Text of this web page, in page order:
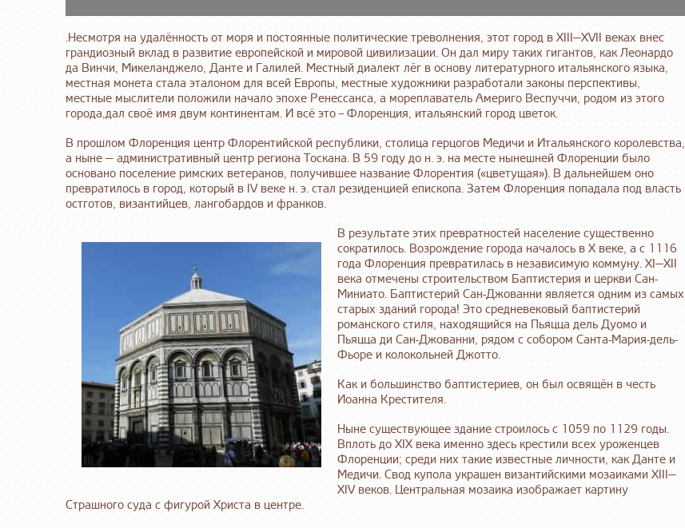
.Несмотря на удалённость от моря и постоянные политические треволнения, этот город в XIII—XVII веках внес
грандиозный вклад в развитие европейской и мировой цивилизации. Он дал миру таких гигантов, как Леонардо
да Винчи, Микеланджело, Данте и Галилей. Местный диалект лёг в основу литературного итальянского языка,
местная монета стала эталоном для всей Европы, местные художники разработали законы перспективы,
местные мыслители положили начало эпохе Ренессанса, а мореплаватель Америго Веспуччи, родом из этого
города,дал своё имя двум континентам. И всё это – Флоренция, итальянский город цветок.
В прошлом Флоренция центр Флорентийской республики, столица герцогов Медичи и Итальянского королевства,
а ныне — административный центр региона Тоскана. В 59 году до н. э. на месте нынешней Флоренции было
основано поселение римских ветеранов, получившее название Флорентия («цветущая»). В дальнейшем оно
превратилось в город, который в IV веке н. э. стал резиденцией епископа. Затем Флоренция попадала под власть
остготов, византийцев, лангобардов и франков.
В результате этих превратностей население существенно
сократилось. Возрождение города началось в X веке, а с 1116
года Флоренция превратилась в независимую коммуну. XI—XII
века отмечены строительством Баптистерия и церкви Сан-
Миниато. Баптистерий Сан-Джованни является одним из самых
старых зданий города! Это средневековый баптистерий
романского стиля, находящийся на Пьяцца дель Дуомо и
Пьяцца ди Сан-Джованни, рядом с собором Санта-Мария-дель-
Фьоре и колокольней Джотто.
Как и большинство баптистериев, он был освящён в честь
Иоанна Крестителя.
Ныне существующее здание строилось с 1059 по 1129 годы.
Вплоть до XIX века именно здесь крестили всех уроженцев
Флоренции; среди них такие известные личности, как Данте и
Медичи. Свод купола украшен византийскими мозаиками XIII—
XIV веков. Центральная мозаика изображает картину
Страшного суда с фигурой Христа в центре.